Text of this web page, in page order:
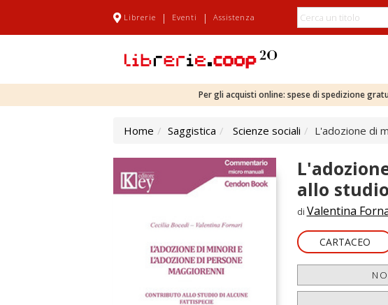
Librerie | Eventi | Assistenza
Per gli acquisti online: spese di spedizione
Home Saggistica Scienze sociali L'adozione di
allo
di Valentina
CARTACEO